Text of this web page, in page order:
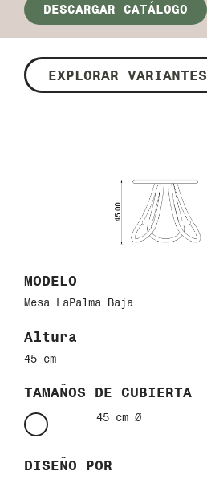
DESCARGAR CATÁLOGO
EXPLORAR VARIANTES
MODELO
Mesa LaPalma Baja
Altura
45 cm
TAMAÑOS DE CUBIERTA
45 cm Ø
DISEÑO POR